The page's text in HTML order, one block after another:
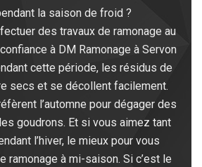
la saison de froid ?
des travaux de ramonage au
à DM Ramonage à Servon
cette période, les résidus de
secs et se décollent facilement.
l’automne pour dégager des
goudrons. Et si vous aimez tant
l’hiver, le mieux pour vous
ramonage à mi-saison. Si c’est le